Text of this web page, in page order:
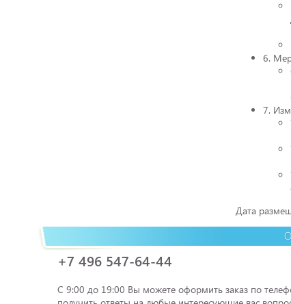
6.
7.
Дата
+7 496 547-64-44
С 9:00 до 19:00 Вы можете оформить заказ по